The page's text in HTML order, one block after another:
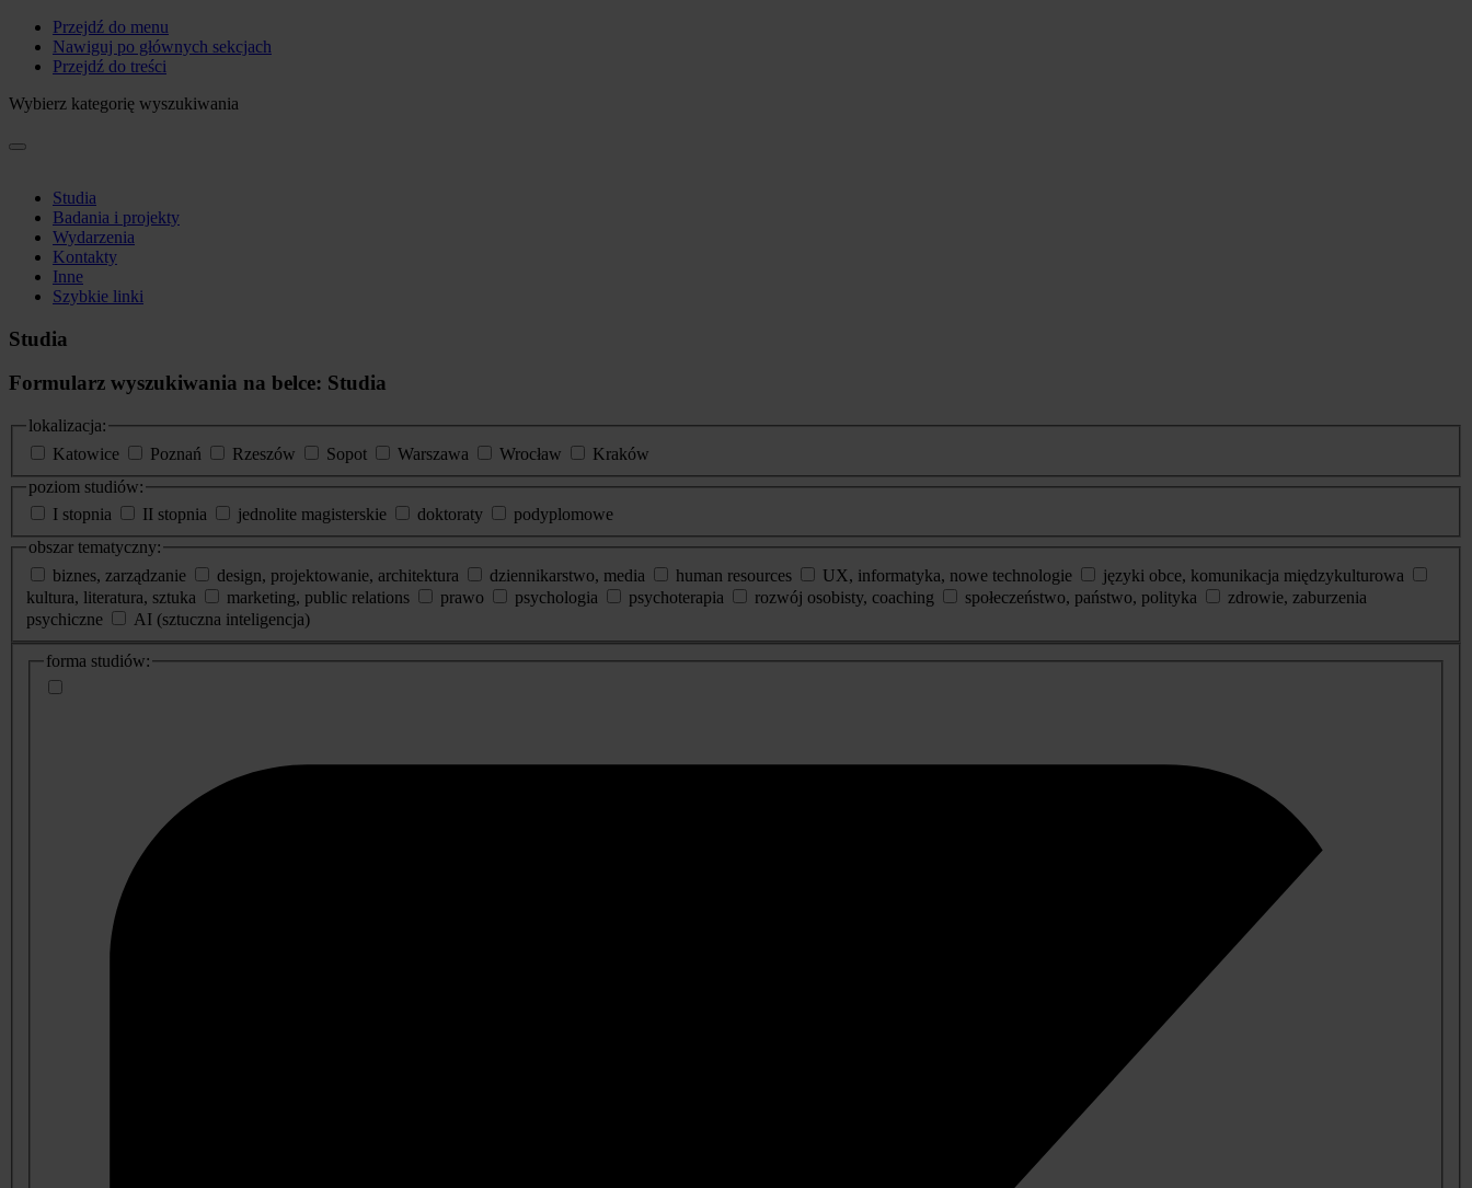
Przejdź do menu
Nawiguj po głównych sekcjach
Przejdź do treści
Wybierz kategorię wyszukiwania
Studia
Badania i projekty
Wydarzenia
Kontakty
Inne
Szybkie linki
Studia
Formularz wyszukiwania na belce: Studia
lokalizacja:
Katowice
Poznań Rzeszów Sopot Warszawa Wrocław
Kraków
poziom studiów:
I stopnia
II stopnia jednolite magisterskie doktoraty
podyplomowe
obszar tematyczny:
biznes, zarządzanie
design, projektowanie, architektura dziennikarstwo, media human resources UX, informatyka, nowe technologie
języki obce, komunikacja międzykulturowa
kultura, literatura, sztuka
marketing, public relations prawo psychologia psychoterapia rozwój osobisty, coaching społeczeństwo, państwo, polityka
zdrowie, zaburzenia
psychiczne
AI (sztuczna inteligencja)
dodatkowe
informacje
forma studiów: